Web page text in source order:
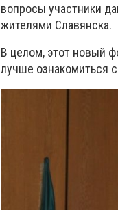
вопросы участники
жителями Славянска.
В целом, этот новый
лучше ознакомиться